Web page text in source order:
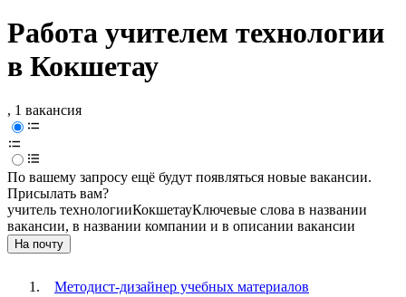
Работа учителем технологии
в Кокшетау
, 1 вакансия
По вашему запросу ещё будут появляться новые вакансии.
Присылать вам?
учитель технологииКокшетауКлючевые слова в названии
вакансии, в названии компании и в описании вакансии
На почту
Методист-дизайнер учебных материалов